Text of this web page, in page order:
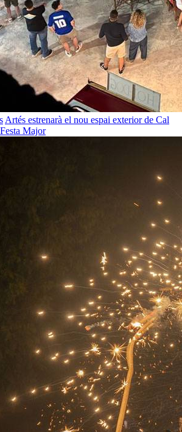
Artés estrenarà el nou espai exterior de Cal
Major